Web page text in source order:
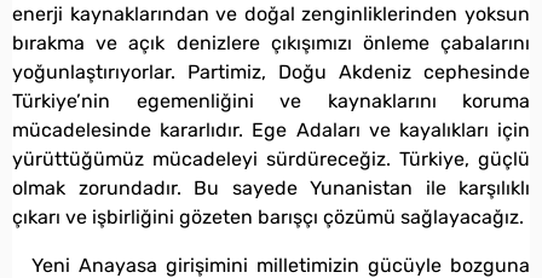
enerji kaynaklarından ve doğal zenginliklerinden yoksun
bırakma ve açık denizlere çıkışımızı önleme çabalarını
yoğunlaştırıyorlar. Partimiz, Doğu Akdeniz cephesinde
Türkiye’nin egemenliğini ve kaynaklarını koruma
mücadelesinde kararlıdır. Ege Adaları ve kayalıkları için
yürüttüğümüz mücadeleyi sürdüreceğiz. Türkiye, güçlü
olmak zorundadır. Bu sayede Yunanistan ile karşılıklı
çıkarı ve işbirliğini gözeten barışçı çözümü sağlayacağız.
Yeni Anayasa girişimini milletimizin gücüyle bozguna